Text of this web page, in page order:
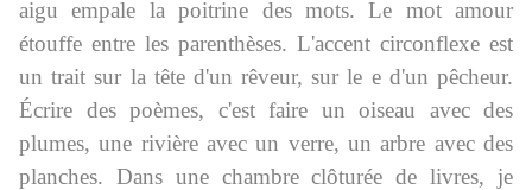
aigu empale la poitrine des mots. Le mot amour
étouffe entre les parenthèses. L'accent circonflexe est
un trait sur la tête d'un rêveur, sur le e d'un pêcheur.
Écrire des poèmes, c'est faire un oiseau avec des
plumes, une rivière avec un verre, un arbre avec des
planches. Dans une chambre clôturée de livres, je